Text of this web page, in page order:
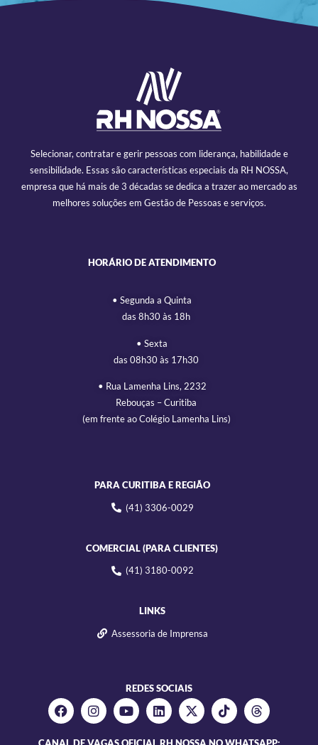
Selecionar, contratar e gerir pessoas com liderança, habilidade e
sensibilidade. Essas são características especiais da RH NOSSA,
empresa que há mais de 3 décadas se dedica a trazer ao mercado as
melhores soluções em Gestão de Pessoas e serviços.
HORÁRIO DE ATENDIMENTO
• Segunda a Quinta
das 8h30 às 18h
• Sexta
das 08h30 às 17h30
• Rua Lamenha Lins, 2232
Rebouças – Curitiba
(em frente ao Colégio Lamenha Lins)
PARA CURITIBA E REGIÃO
(41) 3306-0029
COMERCIAL (PARA CLIENTES)
(41) 3180-0092
LINKS
Assessoria de Imprensa
REDES SOCIAIS